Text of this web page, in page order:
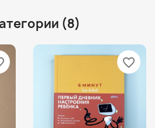
(8)
favorite_border